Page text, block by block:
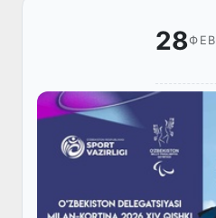
28ФЕВ